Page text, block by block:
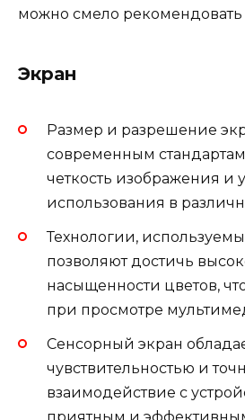
можно смело рекомендовать
Экран
Размер и разрешение
современным
четкость изображения и
использования в
Технологии,
позволяют достичь
насыщенности цветов,
при просмотре
Сенсорный экран
чувствительностью и
взаимодействие с